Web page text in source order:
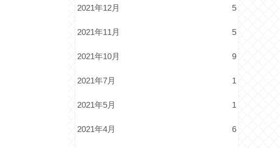
2021年12月 5
2021年11月 5
2021年10月 9
2021年7月 1
2021年5月 1
2021年4月 6